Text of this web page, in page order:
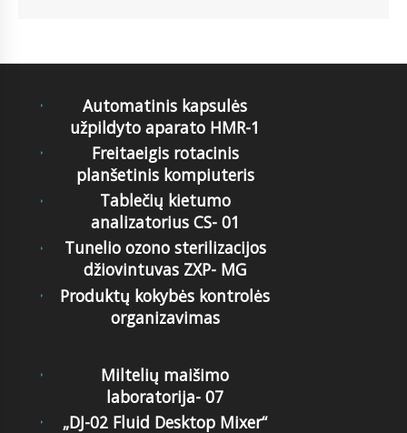
Automatinis kapsulės
užpildyto aparato HMR-1
Freitaeigis rotacinis
planšetinis kompiuteris
Tablečių kietumo
analizatorius CS- 01
Tunelio ozono sterilizacijos
džiovintuvas ZXP- MG
Produktų kokybės kontrolės
organizavimas
Miltelių maišimo
laboratorija- 07
„DJ-02 Fluid Desktop Mixer“